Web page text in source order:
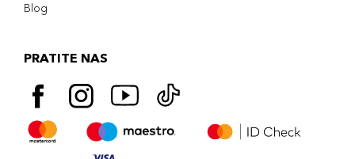
Blog
PRATITE NAS